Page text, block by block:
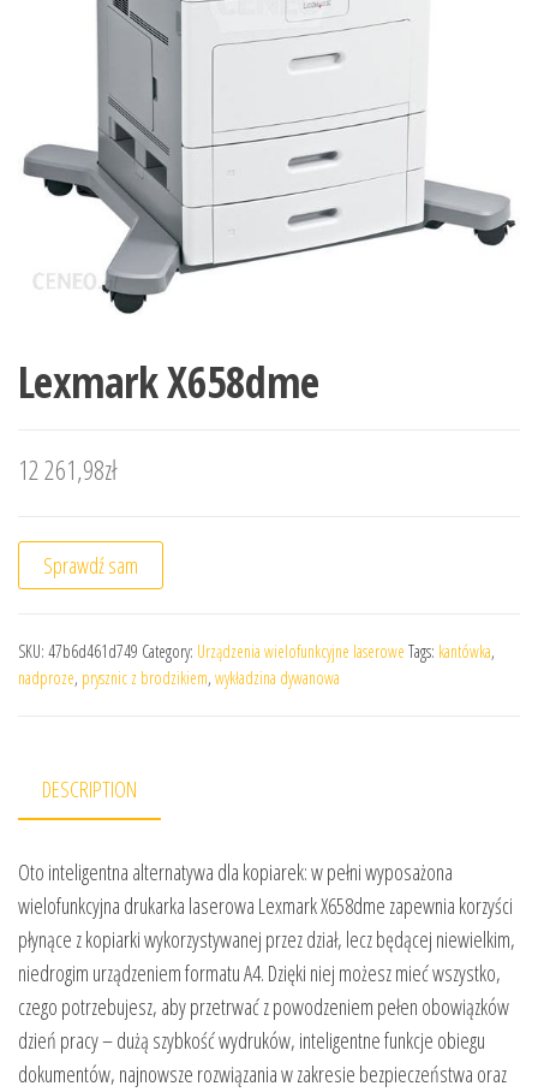
Lexmark X658dme
12 261,98zł
Sprawdź sam
SKU: 47b6d461d749 Category: Urządzenia wielofunkcyjne laserowe Tags: kantówka,
nadproze, prysznic z brodzikiem, wykładzina dywanowa
DESCRIPTION
Oto inteligentna alternatywa dla kopiarek: w pełni wyposażona
wielofunkcyjna drukarka laserowa Lexmark X658dme zapewnia korzyści
płynące z kopiarki wykorzystywanej przez dział, lecz będącej niewielkim,
niedrogim urządzeniem formatu A4. Dzięki niej możesz mieć wszystko,
czego potrzebujesz, aby przetrwać z powodzeniem pełen obowiązków
dzień pracy – dużą szybkość wydruków, inteligentne funkcje obiegu
dokumentów, najnowsze rozwiązania w zakresie bezpieczeństwa oraz